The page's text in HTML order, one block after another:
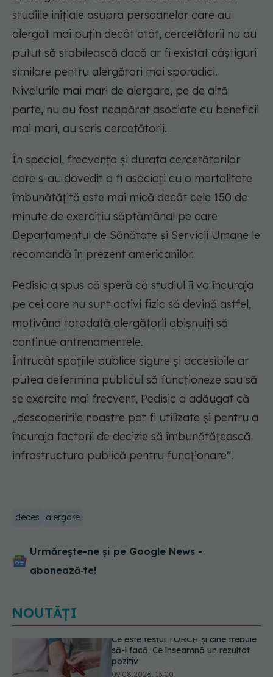
studiile inițiale asupra persoanelor care au
alergat mai puțin decât atât, cercetătorii nu au
putut să stabilească dacă ar fi existat câștiguri
similare pentru alergători mai sporadici.
Nivelurile mai mari de alergare, pe de altă
parte, nu au fost neapărat asociate cu beneficii
mai mari, au scris cercetătorii.
În special, frecvența și durata cercetătorilor
care s-au dovedit a fi asociați cu o mortalitate
îmbunătățită este mai mică decât cele 150 de
minute de exercițiu săptămânal pe care
Departamentul de Sănătate și Servicii Umane le
recomandă în prezent americanilor.
Pedisic a spus că speră că studiul îi va încuraja
pe cei care nu sunt activi fizic să devină astfel,
motivând totodată alergătorii obișnuiți să
continue antrenamentele.
Întrucât spațiile publice sigure și accesibile ar
putea determina publicul să funcționeze sau să
se exercite mai frecvent, Pedisic a adăugat că
„descoperirile noastre pot fi utilizate și pentru a
încuraja factorii de decizie să îmbunătățească
infrastructura publică pentru funcționare".
deces alergare
Urmărește-ne și pe Google News -
abonează‑te!
NOUTĂȚI
Caz șocant la Cluj. Echipaj de
ambulanță atacat în timpul unei